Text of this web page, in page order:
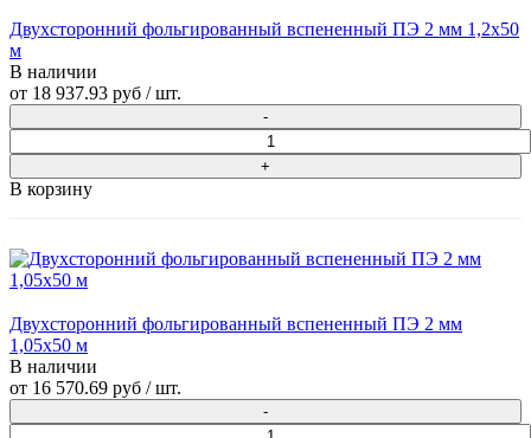
Двухсторонний фольгированный вспененный ПЭ 2 мм 1,2x50
м
В наличии
от 18 937.93 руб / шт.
В корзину
Двухсторонний фольгированный вспененный ПЭ 2 мм
1,05x50 м
В наличии
от 16 570.69 руб / шт.